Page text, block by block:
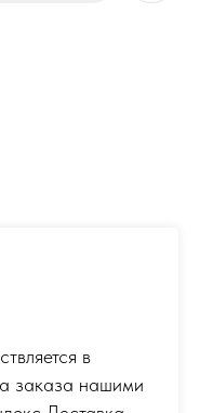
в
заказа нашими